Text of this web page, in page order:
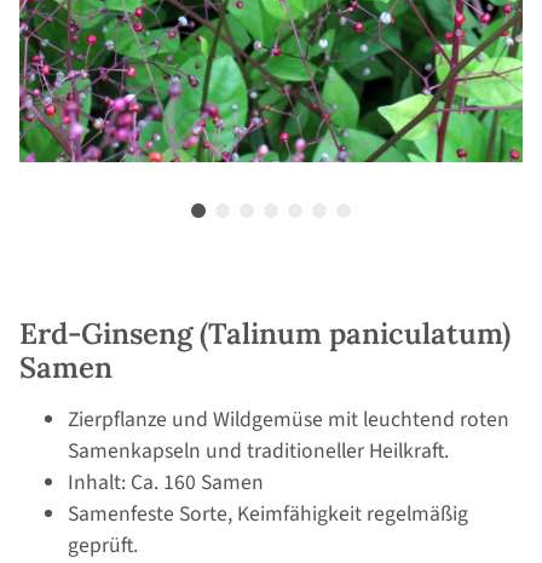
Erd-Ginseng (Talinum paniculatum)
Samen
Zierpflanze und Wildgemüse mit leuchtend roten
Samenkapseln und traditioneller Heilkraft.
Inhalt: Ca. 160 Samen
Samenfeste Sorte, Keimfähigkeit regelmäßig
geprüft.